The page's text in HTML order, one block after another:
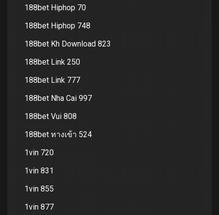
188bet Hiphop 70
188bet Hiphop 748
188bet Kh Download 823
188bet Link 250
188bet Link 777
188bet Nha Cai 997
188bet Vui 808
188bet ทางเข้า 524
1vin 720
1vin 831
1vin 855
1vin 877